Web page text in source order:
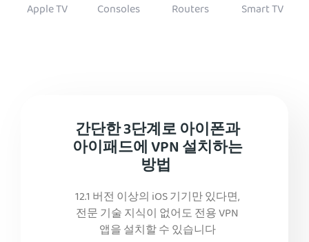
Apple TV Consoles Routers Smart TV
간단한 3단계로 아이폰과
아이패드에 VPN 설치하는
방법
12.1 버전 이상의 iOS 기기만 있다면,
전문 기술 지식이 없어도 전용 VPN
앱을 설치할 수 있습니다